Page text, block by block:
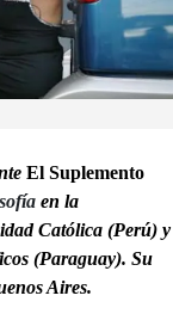
El Suplemento
en la
Católica (Perú) y
(Paraguay). Su
Aires.